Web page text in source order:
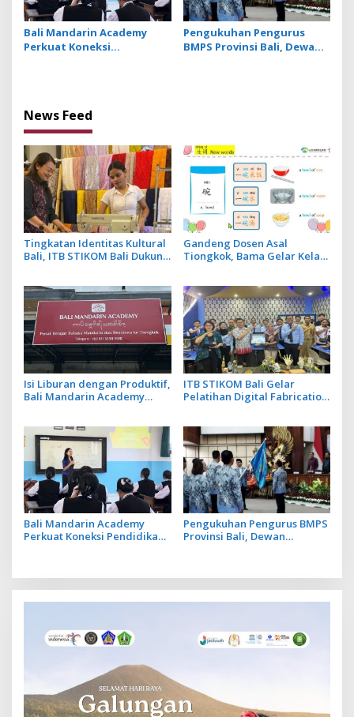
Bali Mandarin Academy
Perkuat Koneksi
Pengukuhan Pengurus
BMPS Provinsi Bali, Dewan
News Feed
Tingkatan Identitas Kultural
Bali, ITB STIKOM Bali Dukung
Kebaya
Gandeng Dosen Asal
Tiongkok, Bama Gelar Kelas
Restoran
Isi Liburan dengan Produktif,
Bali Mandarin Academy
ITB STIKOM Bali Gelar
Pelatihan Digital Fabrication
Bali Mandarin Academy
Perkuat Koneksi Pendidikan
Pengukuhan Pengurus BMPS
Provinsi Bali, Dewan